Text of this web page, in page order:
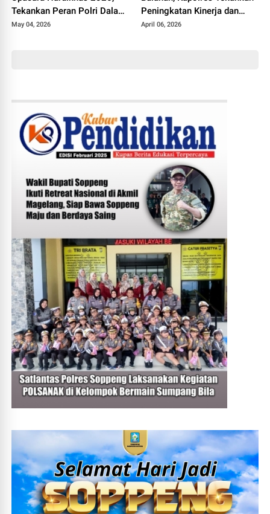
Tekankan Peran Polri Dalam
Dukungan Pendidikan
May 04, 2026
Peningkatan Kinerja dan
Pelayanan
April 06, 2026